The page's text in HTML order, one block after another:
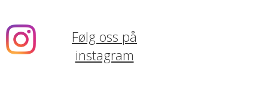
Følg oss på
instagram